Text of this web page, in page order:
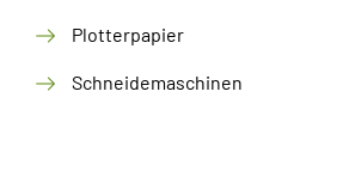
Plotterpapier
Schneidemaschinen